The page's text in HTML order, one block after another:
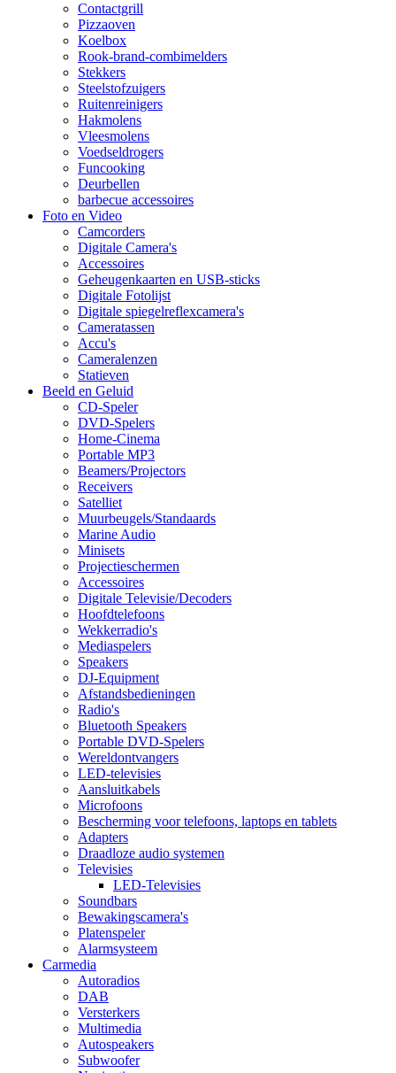
Contactgrill
Pizzaoven
Koelbox
Rook-brand-combimelders
Stekkers
Steelstofzuigers
Ruitenreinigers
Hakmolens
Vleesmolens
Voedseldrogers
Funcooking
Deurbellen
barbecue accessoires
Foto en Video
Camcorders
Digitale Camera's
Accessoires
Geheugenkaarten en USB-sticks
Digitale Fotolijst
Digitale spiegelreflexcamera's
Cameratassen
Accu's
Cameralenzen
Statieven
Beeld en Geluid
CD-Speler
DVD-Spelers
Home-Cinema
Portable MP3
Beamers/Projectors
Receivers
Satelliet
Muurbeugels/Standaards
Marine Audio
Minisets
Projectieschermen
Accessoires
Digitale Televisie/Decoders
Hoofdtelefoons
Wekkerradio's
Mediaspelers
Speakers
DJ-Equipment
Afstandsbedieningen
Radio's
Bluetooth Speakers
Portable DVD-Spelers
Wereldontvangers
LED-televisies
Aansluitkabels
Microfoons
Bescherming voor telefoons, laptops en tablets
Adapters
Draadloze audio systemen
Televisies
LED-Televisies
Soundbars
Bewakingscamera's
Platenspeler
Alarmsysteem
Carmedia
Autoradios
DAB
Versterkers
Multimedia
Autospeakers
Subwoofer